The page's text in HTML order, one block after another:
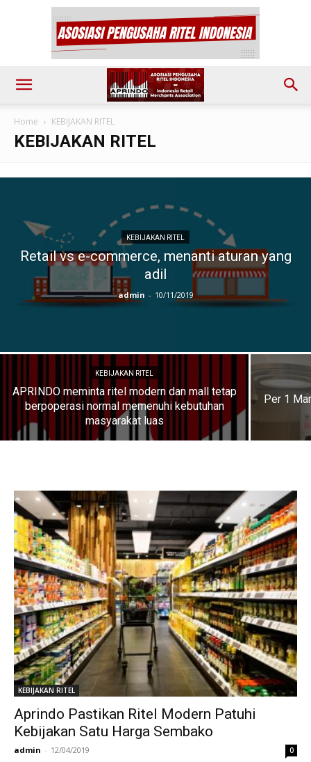
Home KEBIJAKAN RITEL
KEBIJAKAN RITEL
KEBIJAKAN RITEL
Retail vs e-commerce, menanti aturan yang
adil
admin - 10/11/2019
KEBIJAKAN RITEL
APRINDO meminta ritel modern dan mall tetap
berpoperasi normal memenuhi kebutuhan
masyarakat luas
Per 1
KEBIJAKAN RITEL
Aprindo Pastikan Ritel Modern Patuhi
Kebijakan Satu Harga Sembako
admin - 12/04/2019 0